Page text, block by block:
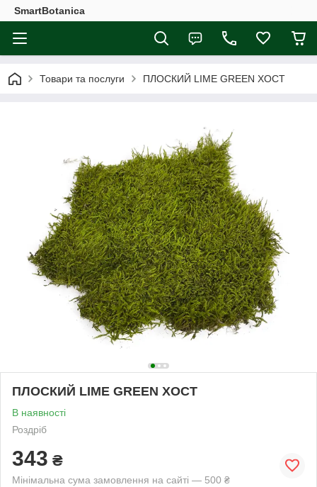
SmartBotanica
Товари та послуги ПЛОСКИЙ LIME GREEN ХОСТ
ПЛОСКИЙ LIME GREEN ХОСТ
В наявності
Роздріб
343 ₴
Мінімальна сума замовлення на сайті — 500 ₴